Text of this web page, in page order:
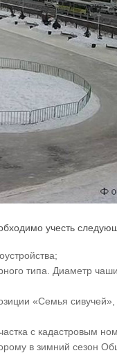
учесть
типа. Диаметр
«Семья
с кадастровым
в зимний сезон